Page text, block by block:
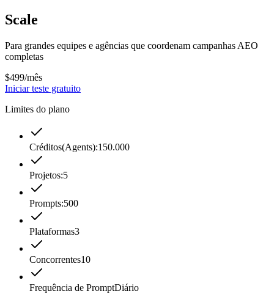
Scale
Para grandes equipes e agências que coordenam campanhas AEO
completas
$499/mês
Iniciar teste gratuito
Limites do plano
Créditos(Agents):150.000
Projetos:5
Prompts:500
Plataformas3
Concorrentes10
Frequência de PromptDiário